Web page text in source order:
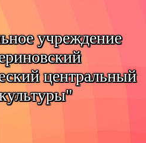
учреждение
центральный